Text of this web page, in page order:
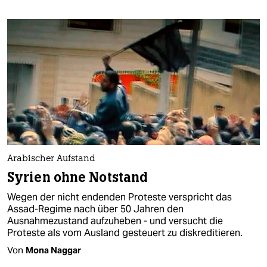
Arabischer Aufstand
Syrien ohne Notstand
Wegen der nicht endenden Proteste verspricht das
Assad-Regime nach über 50 Jahren den
Ausnahmezustand aufzuheben - und versucht die
Proteste als vom Ausland gesteuert zu diskreditieren.
Von Mona Naggar